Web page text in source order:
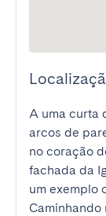
A uma curta
arcos de
no coração
fachada da
um exemplo
Caminhando